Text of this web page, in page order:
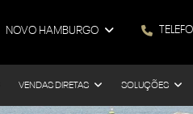
NOVO HAMBURGO
VENDAS DIRETAS SOLUÇÕES